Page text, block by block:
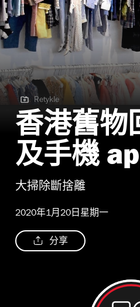
Retykle
Retykle
香港舊物
及手機
大掃除斷捨離
2020年1月20日星期一
分享